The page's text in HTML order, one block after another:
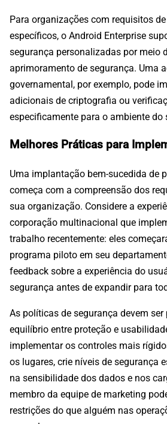
Para organizações com requisitos
específicos, o Android Enterprise
segurança personalizadas por meio
aprimoramento de segurança. Uma
governamental, por exemplo, pode
adicionais de criptografia ou
especificamente para o ambiente do
Melhores Práticas para
Uma implantação bem-sucedida de
começa com a compreensão dos
sua organização. Considere a
corporação multinacional que
trabalho recentemente: eles
programa piloto em seu
feedback sobre a experiência do
segurança antes de expandir para
As políticas de segurança devem
equilíbrio entre proteção e
implementar os controles mais
os lugares, crie níveis de segurança
na sensibilidade dos dados e nos
membro da equipe de marketing
restrições do que alguém nas